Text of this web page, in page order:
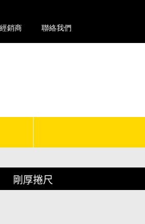
經銷商 聯絡我們
剛厚捲尺